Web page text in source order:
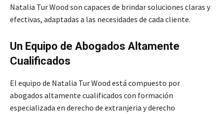
Natalia Tur Wood son capaces de brindar soluciones claras y
efectivas, adaptadas a las necesidades de cada cliente.
Un Equipo de Abogados Altamente
Cualificados
El equipo de Natalia Tur Wood está compuesto por
abogados altamente cualificados con formación
especializada en derecho de extranjeria y derecho